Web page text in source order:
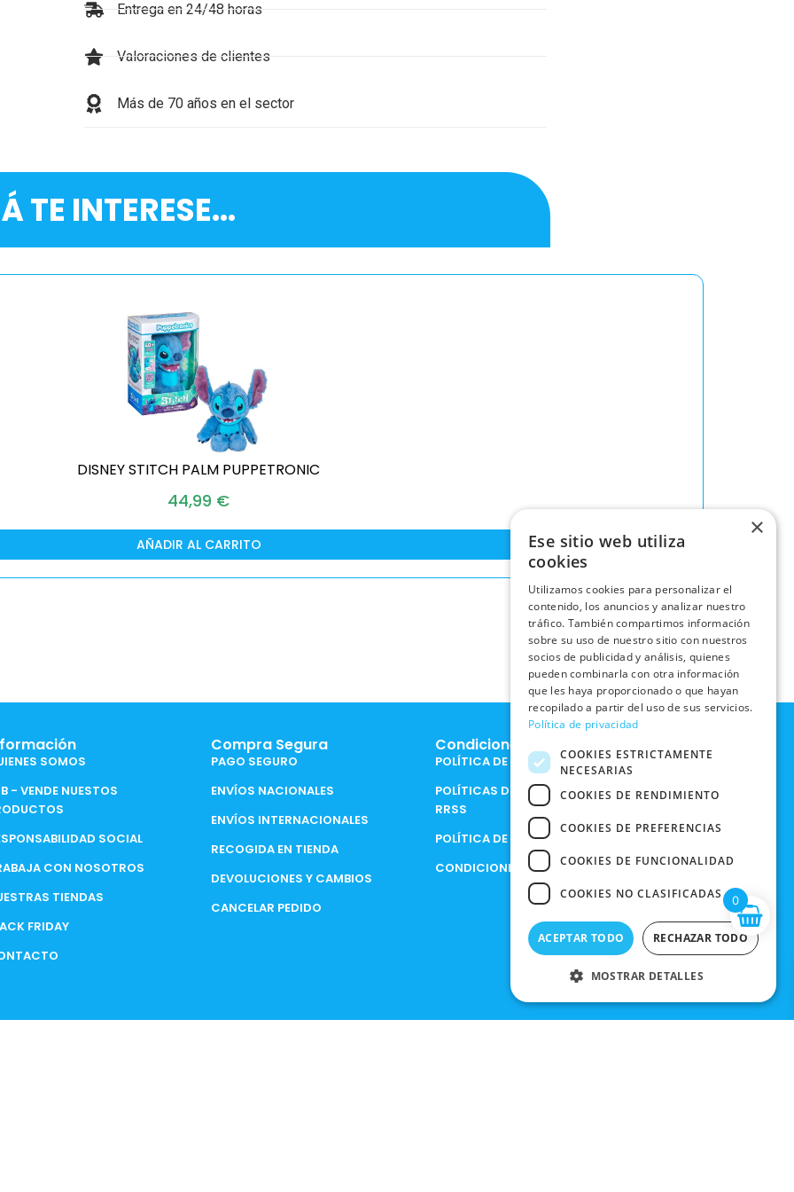
Entrega en 24/48 horas
Valoraciones de clientes
Más de 70 años en el sector
TE INTERESE...
DISNEY STITCH PALM PUPPETRONIC
44,99 €
AÑADIR AL CARRITO
SOMOS
- VENDE NUESTOS
SOCIAL
CON NOSOTROS
TIENDAS
FRIDAY
Compra Segura
PAGO SEGURO
ENVÍOS NACIONALES
ENVÍOS INTERNACIONALES
RECOGIDA EN TIENDA
DEVOLUCIONES Y CAMBIOS
CANCELAR PEDIDO
Condiciones Legales
POLÍTICA DE COOKIES
POLÍTICAS DE PRIVACIDAD EN
RRSS
POLÍTICA DE PRIVACIDAD
CONDICIONES DE COMPRA
0
×
Ese sitio web utiliza
cookies
Utilizamos cookies para personalizar el
contenido, los anuncios y analizar nuestro
tráfico. También compartimos información
sobre su uso de nuestro sitio con nuestros
socios de publicidad y análisis, quienes
pueden combinarla con otra información
que les haya proporcionado o que hayan
recopilado a partir del uso de sus servicios.
Política de privacidad
COOKIES ESTRICTAMENTE
NECESARIAS
COOKIES DE RENDIMIENTO
COOKIES DE PREFERENCIAS
COOKIES DE FUNCIONALIDAD
COOKIES NO CLASIFICADAS
ACEPTAR TODO RECHAZAR TODO
MOSTRAR DETALLES